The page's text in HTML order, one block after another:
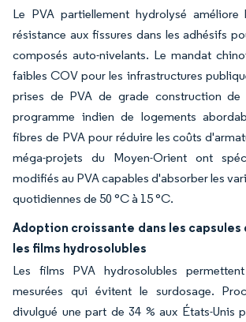
Le PVA partiellement hydrolysé
résistance aux fissures dans les adhésifs
composés auto-nivelants. Le mandat
faibles COV pour les infrastructures
prises de PVA de grade construction
programme indien de logements
fibres de PVA pour réduire les coûts
méga-projets du Moyen-Orient ont
modifiés au PVA capables d'absorber les
quotidiennes de 50 °C à 15 °C.
Adoption croissante dans les
les films hydrosolubles
Les films PVA hydrosolubles
mesurées qui évitent le surdosage.
divulgué une part de 34 % aux États-Unis